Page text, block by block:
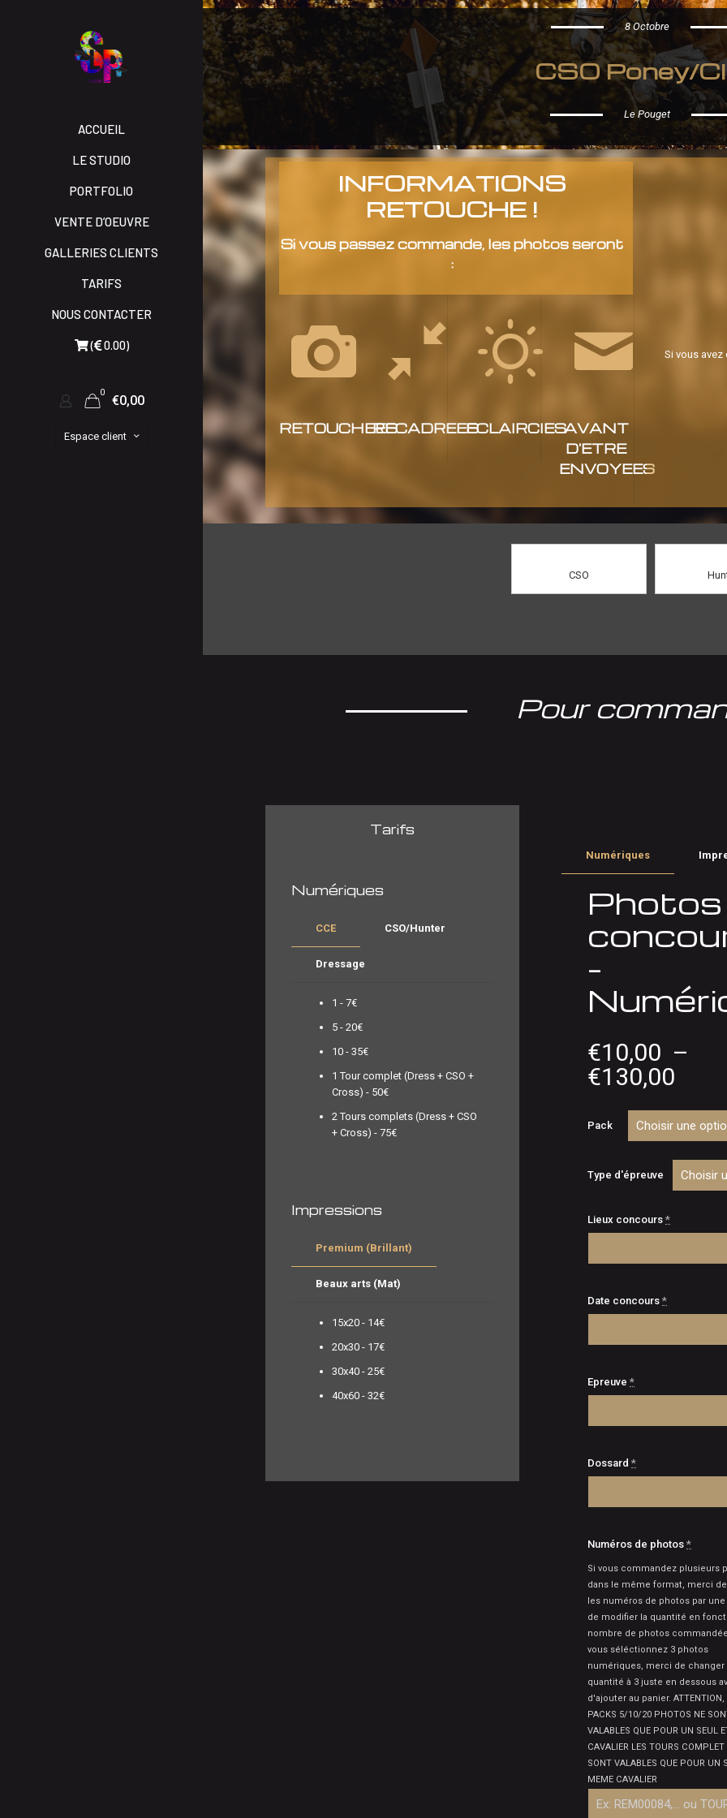
ACCUEIL
LE STUDIO
PORTFOLIO
VENTE D’OEUVRE
GALLERIES CLIENTS
TARIFS
NOUS CONTACTER
( 0.00)
0
€0,00
Espace client
8 Octobre
CSO Poney/
Le Pouget
INFORMATIONS
RETOUCHE !
Si vous passez commande, les photos seront
:
RETOUCHEESRECADREESECLAIRCIESAVANT
D'ETRE
ENVOYEES
Si vous
CSO
Pour
Tarifs
Numériques
CCE CSO/Hunter
Dressage
1 - 7€
5 - 20€
10 - 35€
1 Tour complet (Dress + CSO +
Cross) - 50€
2 Tours complets (Dress + CSO
+ Cross) - 75€
Impressions
Premium (Brillant)
Beaux arts (Mat)
15x20 - 14€
20x30 - 17€
30x40 - 25€
40x60 - 32€
Numériques
Photos
–
€10,00 –
€130,00
prix :
à
Pack
Type d'épreuve
Lieux concours *
Date concours *
Epreuve *
Dossard *
Numéros de photos *
Si vous commandez plusieurs
dans le même format, merci
les numéros de photos par une
de modifier la quantité en
nombre de photos
vous séléctionnez 3 photos
numériques, merci de changer
quantité à 3 juste en dessous
d'ajouter au panier. ATTENTION,
PACKS 5/10/20 PHOTOS NE
VALABLES QUE POUR UN SEUL
CAVALIER LES TOURS COMPLET
SONT VALABLES QUE POUR UN
MEME CAVALIER